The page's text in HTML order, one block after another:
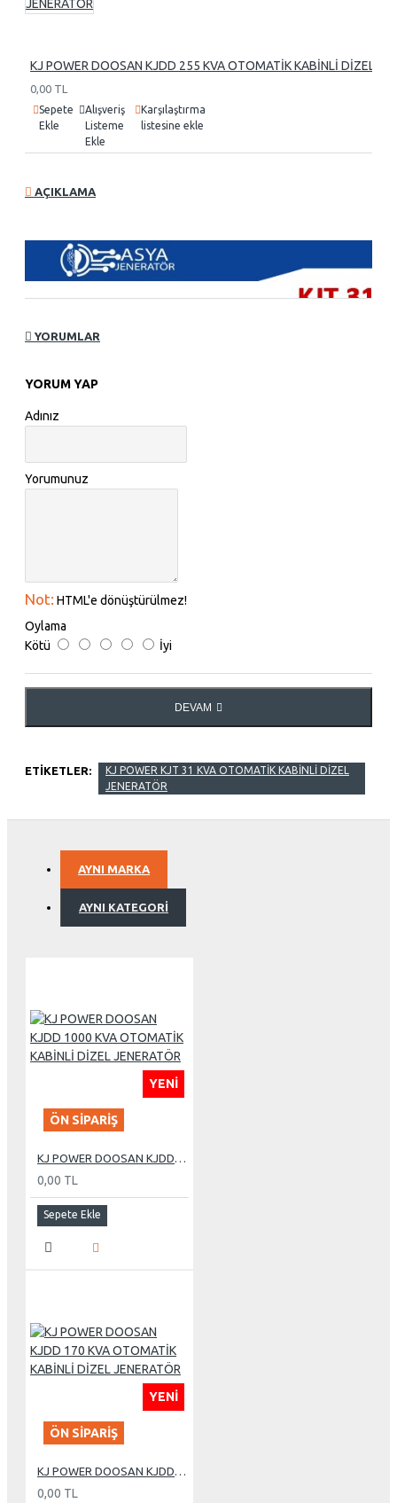
KJ POWER DOOSAN KJDD 255 KVA OTOMATİK KABİNLİ DİZEL
0,00 TL
Sepete
Ekle
Alışveriş
Listeme
Ekle
Karşılaştırma
listesine ekle
AÇIKLAMA
YORUMLAR
YORUM YAP
Adınız
Yorumunuz
Not: HTML'e dönüştürülmez!
Oylama
Kötü
İyi
DEVAM
ETIKETLER:
KJ POWER KJT 31 KVA OTOMATİK KABİNLİ DİZEL
JENERATÖR
AYNI MARKA
AYNI KATEGORI
YENI
ÖN SIPARIŞ
KJ POWER DOOSAN KJDD 1000 KVA OTOMATİK KABİNLİ DİZEL JENERATÖR
0,00 TL
Sepete Ekle
YENI
ÖN SIPARIŞ
KJ POWER DOOSAN KJDD 170 KVA OTOMATİK KABİNLİ DİZEL JENERATÖR
0,00 TL